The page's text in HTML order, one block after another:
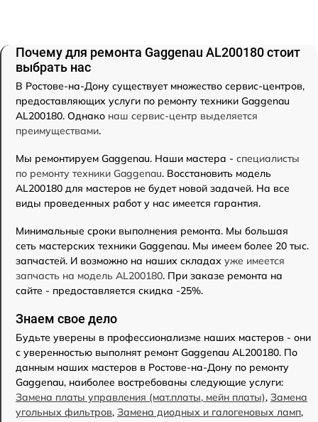
Почему для ремонта Gaggenau AL200180 стоит
выбрать нас
В Ростове-на-Дону существует множество сервис-центров,
предоставляющих услуги по ремонту техники Gaggenau
AL200180. Однако наш сервис-центр выделяется
преимуществами.
Мы ремонтируем Gaggenau. Наши мастера - специалисты
по ремонту техники Gaggenau. Восстановить модель
AL200180 для мастеров не будет новой задачей. На все
виды проведенных работ у нас имеется гарантия.
Минимальные сроки выполнения ремонта. Мы большая
сеть мастерских техники Gaggenau. Мы имеем более 20 тыс.
запчастей. И возможно на наших складах уже имеется
запчасть на модель AL200180. При заказе ремонта на
сайте - предоставляется скидка -25%.
Знаем свое дело
Будьте уверены в профессионализме наших мастеров - они
с уверенностью выполнят ремонт Gaggenau AL200180. По
данным наших мастеров в Ростове-на-Дону по ремонту
Gaggenau, наиболее востребованы следующие услуги:
Замена платы управления (мат.платы, мейн платы), Замена
угольных фильтров, Замена диодных и галогеновых ламп,